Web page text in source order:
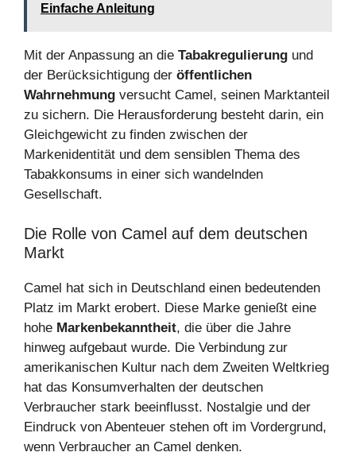
Einfache Anleitung
Mit der Anpassung an die Tabakregulierung und
der Berücksichtigung der öffentlichen
Wahrnehmung versucht Camel, seinen Marktanteil
zu sichern. Die Herausforderung besteht darin, ein
Gleichgewicht zu finden zwischen der
Markenidentität und dem sensiblen Thema des
Tabakkonsums in einer sich wandelnden
Gesellschaft.
Die Rolle von Camel auf dem deutschen
Markt
Camel hat sich in Deutschland einen bedeutenden
Platz im Markt erobert. Diese Marke genießt eine
hohe Markenbekanntheit, die über die Jahre
hinweg aufgebaut wurde. Die Verbindung zur
amerikanischen Kultur nach dem Zweiten Weltkrieg
hat das Konsumverhalten der deutschen
Verbraucher stark beeinflusst. Nostalgie und der
Eindruck von Abenteuer stehen oft im Vordergrund,
wenn Verbraucher an Camel denken.